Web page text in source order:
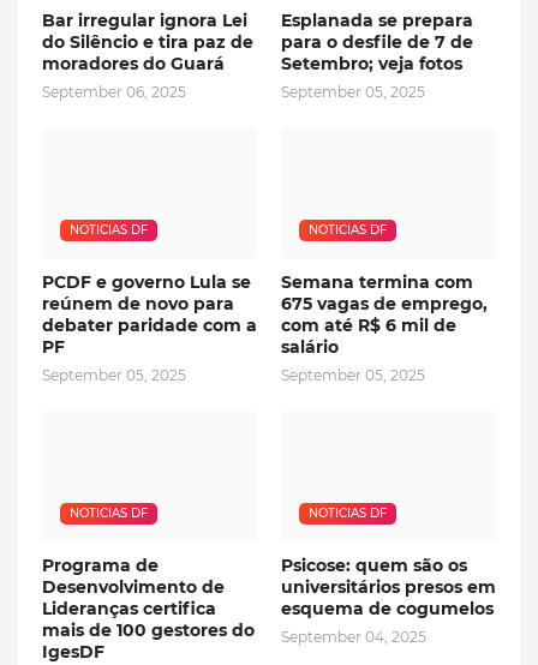
Bar irregular ignora Lei
do Silêncio e tira paz de
moradores do Guará
September 06, 2025
Esplanada se prepara
para o desfile de 7 de
Setembro; veja fotos
September 05, 2025
NOTICIAS DF
PCDF e governo Lula se
reúnem de novo para
debater paridade com a
PF
September 05, 2025
NOTICIAS DF
Semana termina com
675 vagas de emprego,
com até R$ 6 mil de
salário
September 05, 2025
NOTICIAS DF
Programa de
Desenvolvimento de
Lideranças certifica
mais de 100 gestores do
IgesDF
NOTICIAS DF
Psicose: quem são os
universitários presos em
esquema de cogumelos
September 04, 2025